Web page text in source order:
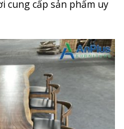
cung cấp sản phẩm uy